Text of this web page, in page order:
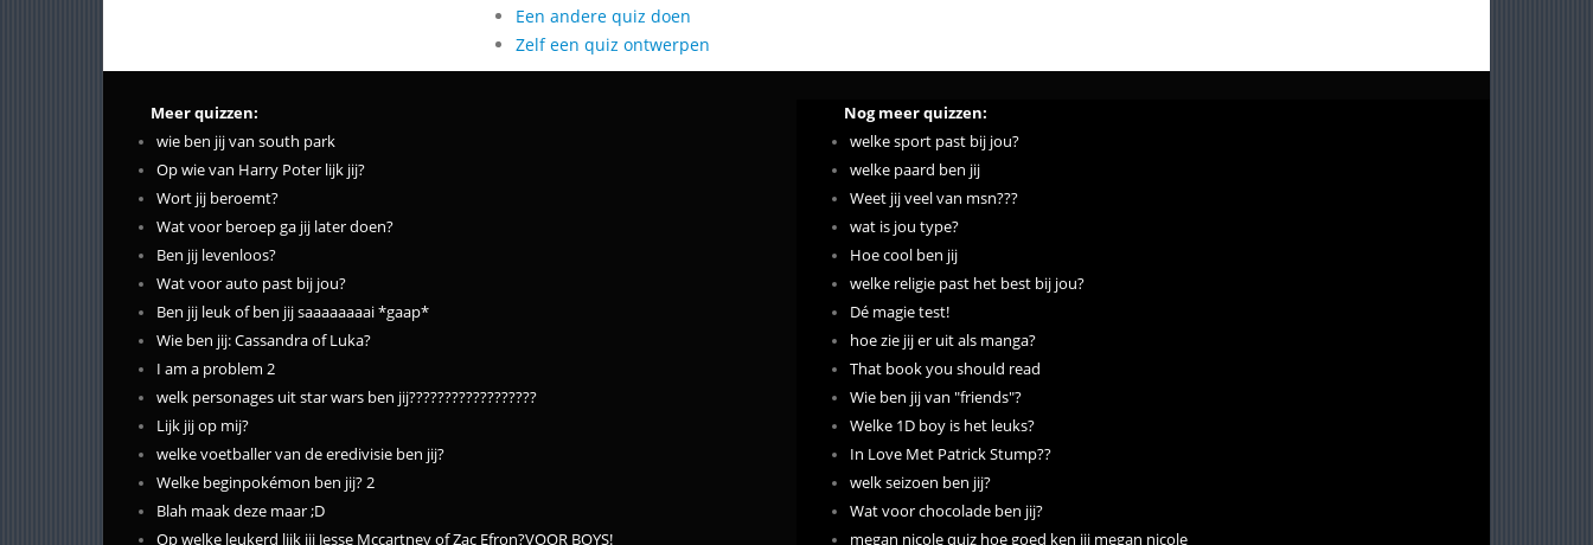
Een andere quiz doen
Zelf een quiz ontwerpen
Meer quizzen:
wie ben jij van south park
Op wie van Harry Poter lijk jij?
Wort jij beroemt?
Wat voor beroep ga jij later doen?
Ben jij levenloos?
Wat voor auto past bij jou?
Ben jij leuk of ben jij saaaaaaaai *gaap*
Wie ben jij: Cassandra of Luka?
I am a problem 2
welk personages uit star wars ben jij??????????????????
Lijk jij op mij?
welke voetballer van de eredivisie ben jij?
Welke beginpokémon ben jij? 2
Blah maak deze maar ;D
Op welke leukerd lijk jij Jesse Mccartney of Zac Efron?VOOR BOYS!
Nog meer quizzen:
welke sport past bij jou?
welke paard ben jij
Weet jij veel van msn???
wat is jou type?
Hoe cool ben jij
welke religie past het best bij jou?
Dé magie test!
hoe zie jij er uit als manga?
That book you should read
Wie ben jij van "friends"?
Welke 1D boy is het leuks?
In Love Met Patrick Stump??
welk seizoen ben jij?
Wat voor chocolade ben jij?
megan nicole quiz hoe goed ken jij megan nicole